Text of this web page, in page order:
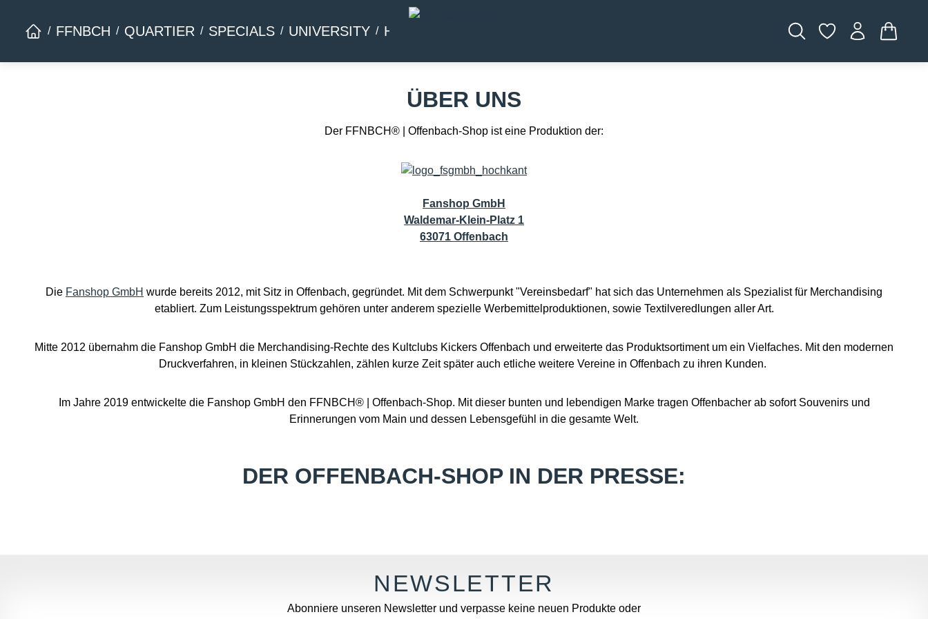
FFNBCH QUARTIER SPECIALS UNIVERSITY HOMMAGE
ÜBER UNS
Der FFNBCH® | Offenbach-Shop ist eine Produktion der:
Fanshop GmbH
Waldemar-Klein-Platz 1
63071 Offenbach
Die Fanshop GmbH wurde bereits 2012, mit Sitz in Offenbach, gegründet. Mit dem Schwerpunkt "Vereinsbedarf" hat sich das Unternehmen als Spezialist für Merchandising
etabliert. Zum Leistungsspektrum gehören unter anderem spezielle Werbemittelproduktionen, sowie Textilveredlungen aller Art.
Mitte 2012 übernahm die Fanshop GmbH die Merchandising-Rechte des Kultclubs Kickers Offenbach und erweiterte das Produktsortiment um ein Vielfaches. Mit den modernen
Druckverfahren, in kleinen Stückzahlen, zählen kurze Zeit später auch etliche weitere Vereine in Offenbach zu ihren Kunden.
Im Jahre 2019 entwickelte die Fanshop GmbH den FFNBCH® | Offenbach-Shop. Mit dieser bunten und lebendigen Marke tragen Offenbacher ab sofort Souvenirs und
Erinnerungen vom Main und dessen Lebensgefühl in die gesamte Welt.
DER OFFENBACH-SHOP IN DER PRESSE:
Abonniere unseren Newsletter und verpasse keine neuen Produkte oder